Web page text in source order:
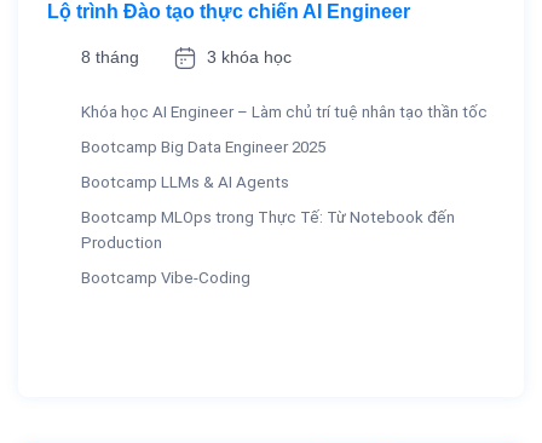
Lộ trình Đào tạo thực chiến AI Engineer
8 tháng 3 khóa học
Khóa học AI Engineer – Làm chủ trí tuệ nhân tạo thần tốc
Bootcamp Big Data Engineer 2025
Bootcamp LLMs & AI Agents
Bootcamp MLOps trong Thực Tế: Từ Notebook đến
Production
Bootcamp Vibe-Coding